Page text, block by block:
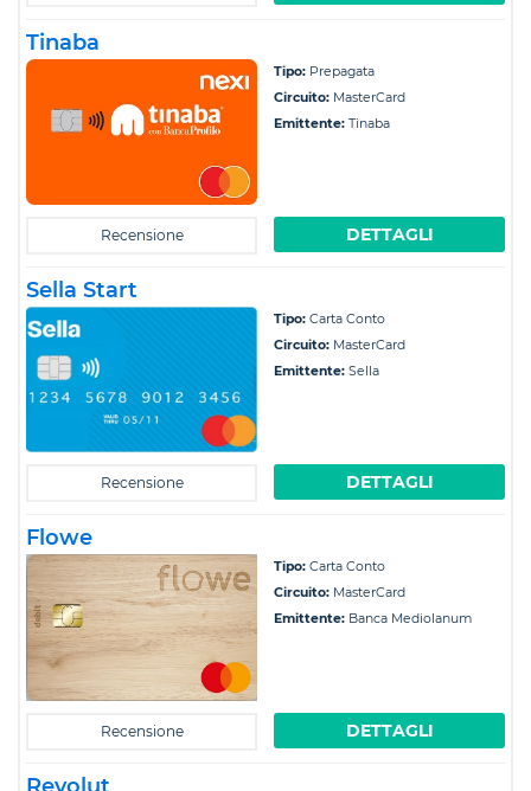
Tinaba
Tipo: Prepagata
Circuito: MasterCard
Emittente: Tinaba
Recensione DETTAGLI
Sella Start
Tipo: Carta Conto
Circuito: MasterCard
Emittente: Sella
Recensione DETTAGLI
Flowe
Tipo: Carta Conto
Circuito: MasterCard
Emittente: Banca Mediolanum
Recensione DETTAGLI